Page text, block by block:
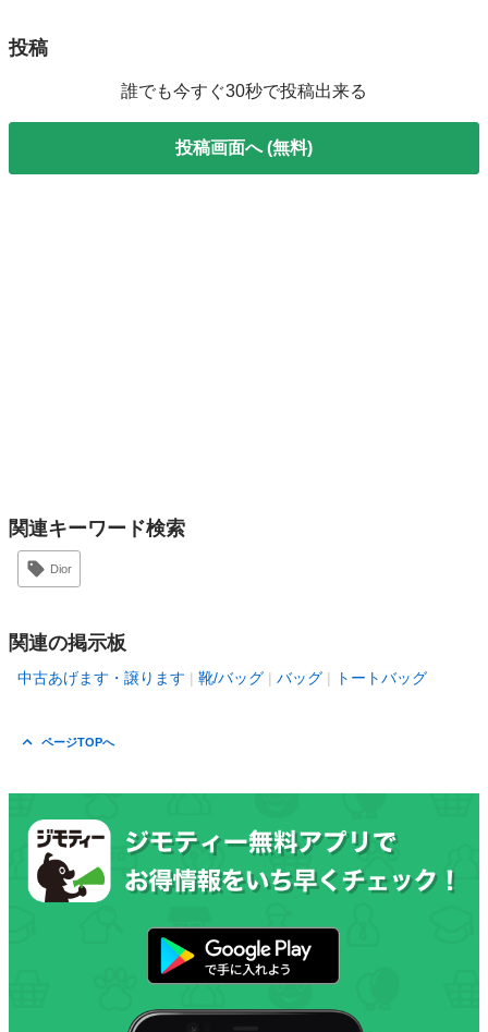
投稿
誰でも今すぐ30秒で投稿出来る
投稿画面へ (無料)
関連キーワード検索
Dior
関連の掲示板
中古あげます・譲ります 靴/バッグ バッグ トートバッグ
ページTOPへ